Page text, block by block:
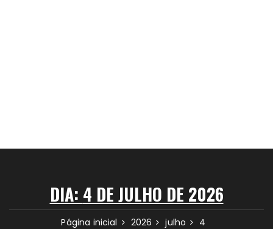
DIA: 4 DE JULHO DE 2026
Página inicial 2026 julho 4